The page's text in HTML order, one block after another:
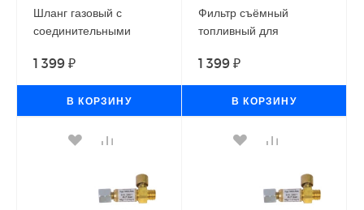
Шланг газовый с
соединительными
теплогенераторов
Ballu-Biemmedue
1 399 ₽
В КОРЗИНУ
Фильтр съёмный
топливный для
Ballu-Biemmedue EC,
GE, PHOEN
1 399 ₽
В КОРЗИНУ